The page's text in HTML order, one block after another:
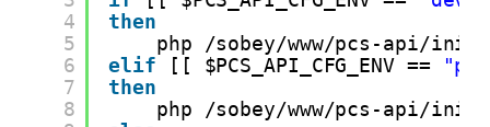
4
5
6
7
8
then
php
/sobey/www/pcs-api/init
elif
[[ $PCS_API_CFG_ENV ==
then
php
/sobey/www/pcs-api/init